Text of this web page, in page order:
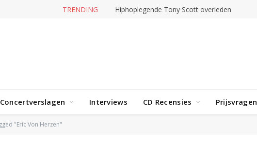
TRENDING Hiphoplegende Tony Scott overleden
Concertverslagen Interviews CD Recensies Prijsvragen
"Eric Von Herzen"